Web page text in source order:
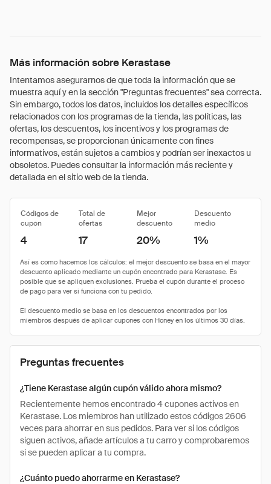
Más información sobre Kerastase
Intentamos asegurarnos de que toda la información que se
muestra aquí y en la sección "Preguntas frecuentes" sea correcta.
Sin embargo, todos los datos, incluidos los detalles específicos
relacionados con los programas de la tienda, las políticas, las
ofertas, los descuentos, los incentivos y los programas de
recompensas, se proporcionan únicamente con fines
informativos, están sujetos a cambios y podrían ser inexactos u
obsoletos. Puedes consultar la información más reciente y
detallada en el sitio web de la tienda.
Códigos de
cupón
Total de
ofertas
Mejor
descuento
Descuento
medio
4 17 20% 1%
Preguntas frecuentes
¿Tiene Kerastase algún cupón válido ahora mismo?
Recientemente hemos encontrado 4 cupones activos en
Kerastase. Los miembros han utilizado estos códigos 2606
veces para ahorrar en sus pedidos. Para ver si los códigos
siguen activos, añade artículos a tu carro y comprobaremos
si se pueden aplicar a tu compra.
¿Cuánto puedo ahorrarme en Kerastase?